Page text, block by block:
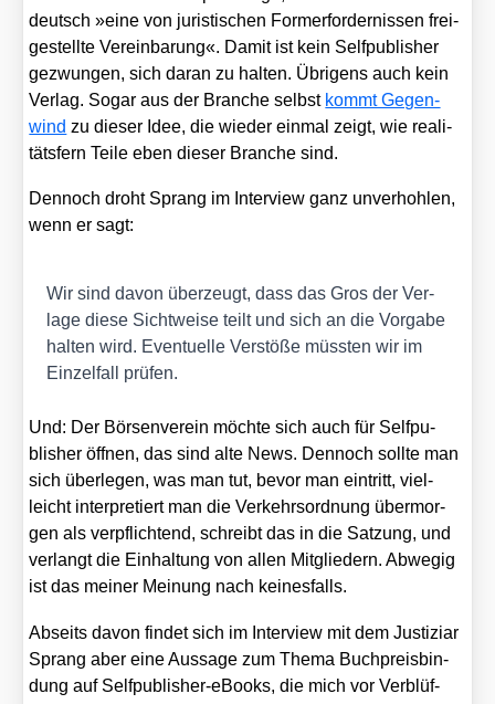
deutsch »eine von juris­ti­schen Form­erfor­der­nis­sen frei­
ge­stell­te Ver­ein­ba­rung«. Damit ist kein Self­pu­blisher
gezwun­gen, sich dar­an zu hal­ten. Übri­gens auch kein
Ver­lag. Sogar aus der Bran­che selbst kommt Gegen­
wind zu die­ser Idee, die wie­der ein­mal zeigt, wie rea­li­
täts­fern Tei­le eben die­ser Bran­che sind.
Den­noch droht Sprang im Inter­view ganz unver­hoh­len,
wenn er sagt:
Wir sind davon über­zeugt, dass das Gros der Ver­
la­ge die­se Sicht­wei­se teilt und sich an die Vor­ga­be
hal­ten wird. Even­tu­el­le Ver­stö­ße müss­ten wir im
Ein­zel­fall prü­fen.
Und: Der Bör­sen­ver­ein möch­te sich auch für Self­pu­
blisher öff­nen, das sind alte News. Den­noch soll­te man
sich über­le­gen, was man tut, bevor man ein­tritt, viel­
leicht inter­pre­tiert man die Ver­kehrs­ord­nung über­mor­
gen als ver­pflich­tend, schreibt das in die Sat­zung, und
ver­langt die Ein­hal­tung von allen Mit­glie­dern. Abwe­gig
ist das mei­ner Mei­nung nach kei­nes­falls.
Abseits davon fin­det sich im Inter­view mit dem Jus­ti­zi­ar
Sprang aber eine Aus­sa­ge zum The­ma Buch­preis­bin­
dung auf Self­pu­blisher-eBooks, die mich vor Ver­blüf­